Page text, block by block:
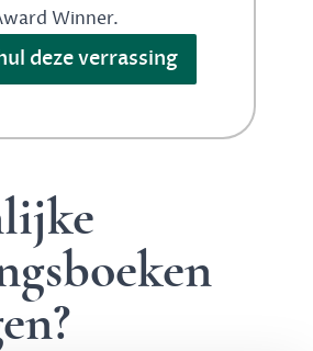
Winner.
deze verrassing